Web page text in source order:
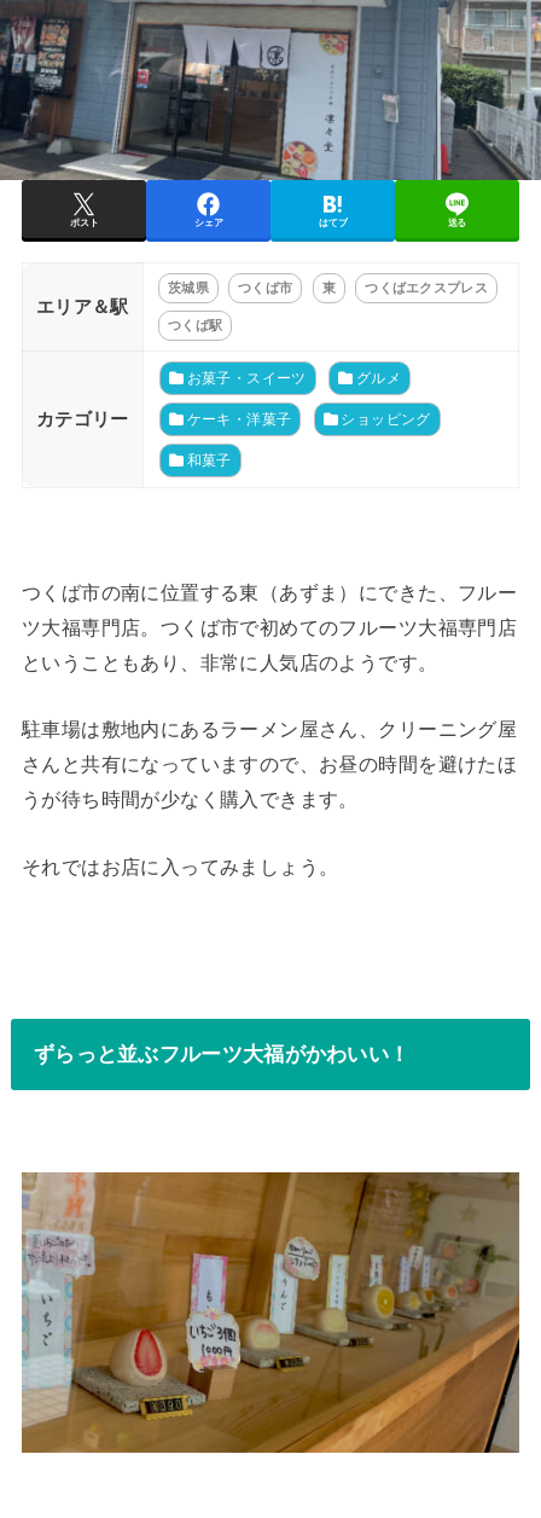
ポスト シェア はてブ 送る
エリア＆駅
茨城県 つくば市 東 つくばエクスプレス
つくば駅
カテゴリー
お菓子・スイーツ グルメ
ケーキ・洋菓子 ショッピング
和菓子
つくば市の南に位置する東（あずま）にできた、フルー
ツ大福専門店。つくば市で初めてのフルーツ大福専門店
ということもあり、非常に人気店のようです。
駐車場は敷地内にあるラーメン屋さん、クリーニング屋
さんと共有になっていますので、お昼の時間を避けたほ
うが待ち時間が少なく購入できます。
それではお店に入ってみましょう。
ずらっと並ぶフルーツ大福がかわいい！